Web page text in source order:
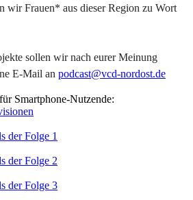
wir Frauen* aus dieser Region zu Wort
sollen wir nach eurer Meinung
E-Mail an podcast@vcd-nordost.de
Smartphone-Nutzende:
der Folge 1
der Folge 2
der Folge 3